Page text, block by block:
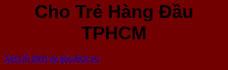
Cho Trẻ Hàng Đầu
TPHCM
Xem lộ trình và giá dịch vụ